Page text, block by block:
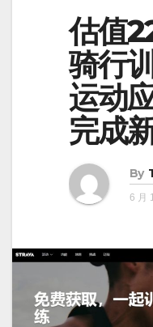
估值
骑行
运动
完成
By
6 月